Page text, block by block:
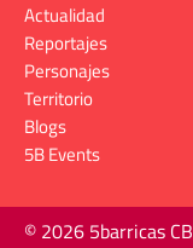
Actualidad
Reportajes
Personajes
Territorio
Blogs
5B Events
© 2026 5barricas CB